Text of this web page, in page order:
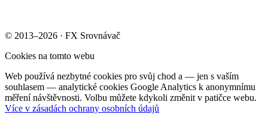
© 2013–2026 · FX Srovnávač
Cookies na tomto webu
Web používá nezbytné cookies pro svůj chod a — jen s vaším
souhlasem — analytické cookies Google Analytics k anonymnímu
měření návštěvnosti. Volbu můžete kdykoli změnit v patičce webu.
Více v zásadách ochrany osobních údajů